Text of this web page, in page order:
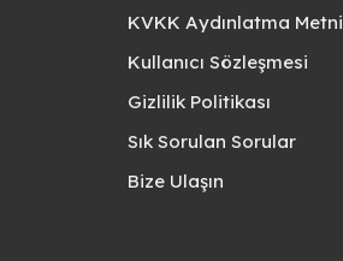
KVKK Aydınlatma Metni
Kullanıcı Sözleşmesi
Gizlilik Politikası
Sık Sorulan Sorular
Bize Ulaşın